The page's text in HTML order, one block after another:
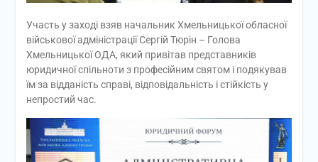
Участь у заході взяв начальник Хмельницької обласної
військової адміністрації Cергій Тюрін – Голова
Хмельницької ОДА, який привітав представників
юридичної спільноти з професійним святом і подякував
їм за відданість справі, відповідальність і стійкість у
непростий час.